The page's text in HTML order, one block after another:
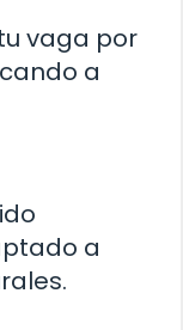
vaga por
a
a